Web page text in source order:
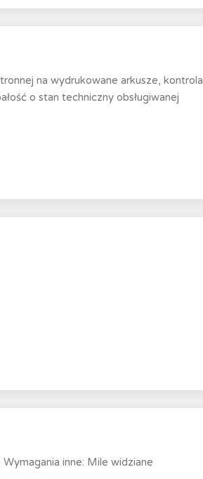
na wydrukowane arkusze, kontrola
o stan techniczny obsługiwanej
inne: Mile widziane